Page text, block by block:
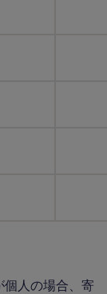
個人の場合、寄